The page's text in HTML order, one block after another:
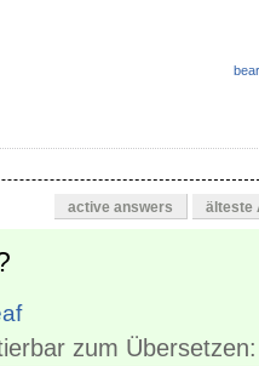
active answers älteste
zum Übersetzen: